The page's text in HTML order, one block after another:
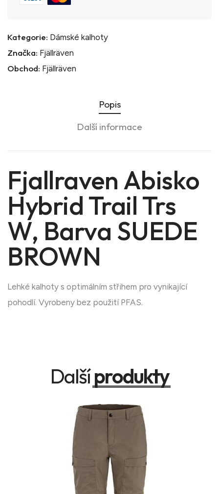
Kategorie: Dámské kalhoty
Značka: Fjällräven
Obchod: Fjällräven
Popis
Další informace
Fjallraven Abisko
Hybrid Trail Trs
W, Barva SUEDE
BROWN
Lehké kalhoty s optimálním střihem pro vynikající
pohodlí. Vyrobeny bez použití PFAS.
Dalšíprodukty